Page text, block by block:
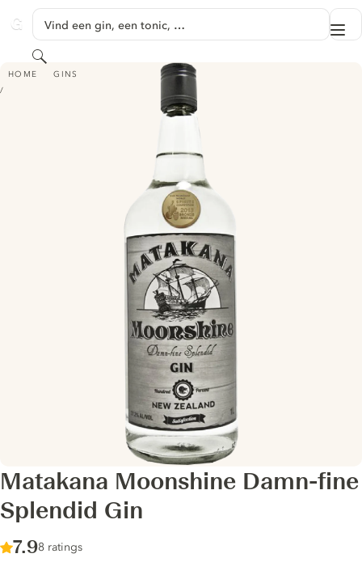
GINVENTORY
Vind een gin, een tonic, …
Zoeken
HOME GINS
MATAKANA MOONSHINE DAMN-FINE SPLENDID GIN
Matakana Moonshine Damn-fine
Splendid Gin
Score :
7.9/ 10
8 ratings